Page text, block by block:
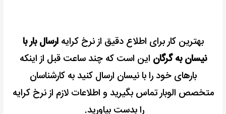
بهترین کار برای اطلاع دقیق از نرخ کرایهارسال بار با
نیسان به گرگان این است که چند ساعت قبل از اینکه
بارهای خود را با نیسان ارسال کنید به کارشناسان
متخصص الوبار تماس بگیرید و اطلاعات لازم از نرخ کرایه
را بدست بیاورید.